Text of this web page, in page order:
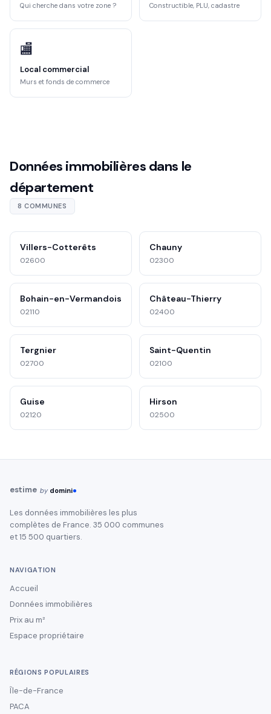
Qui cherche dans votre zone ? Constructible, PLU, cadastre
🏬
Local commercial
Murs et fonds de commerce
Données immobilières dans le
département
8 COMMUNES
Villers-Cotterêts
02600
Chauny
02300
Bohain-en-Vermandois
02110
Château-Thierry
02400
Tergnier
02700
Saint-Quentin
02100
Guise
02120
Hirson
02500
estime by domini
Les données immobilières les plus
complètes de France. 35 000 communes
et 15 500 quartiers.
NAVIGATION
Accueil
Données immobilières
Prix au m²
Espace propriétaire
RÉGIONS POPULAIRES
Île-de-France
PACA